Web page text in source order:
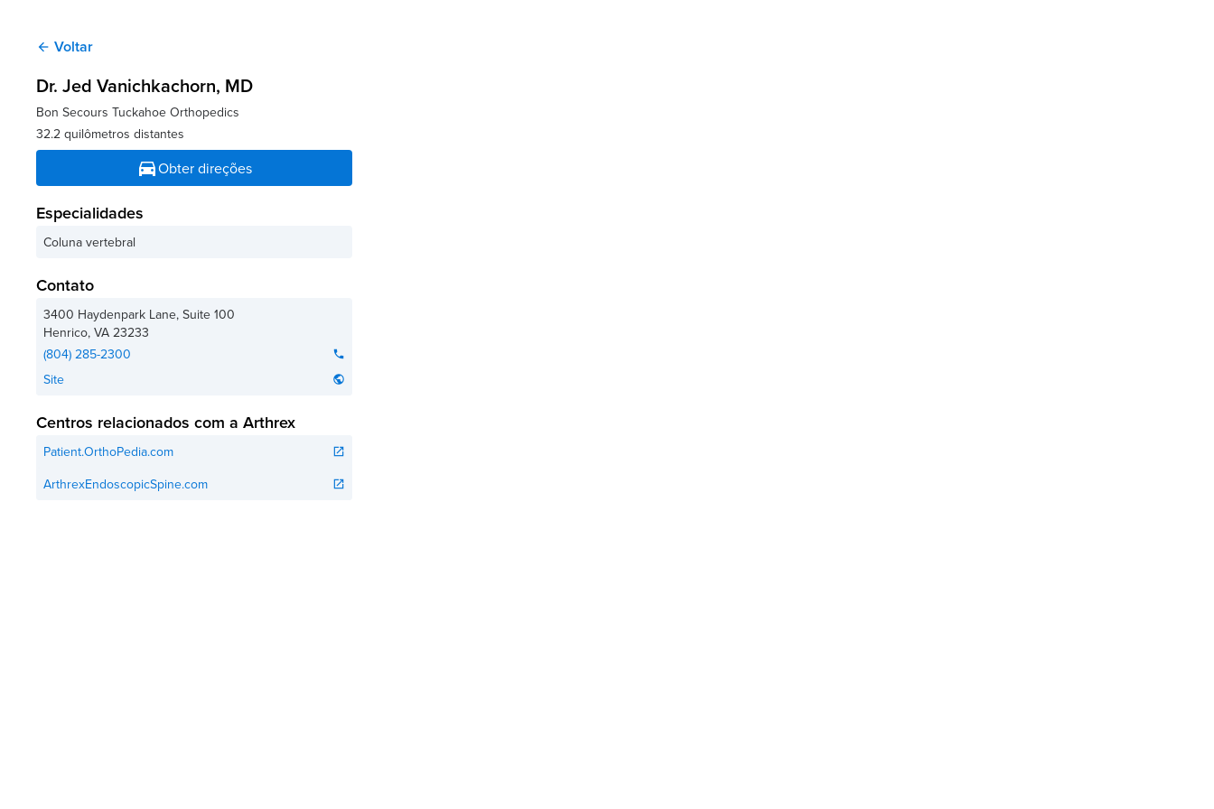
arrow_back Voltar
Dr. Jed Vanichkachorn, MD
Bon Secours Tuckahoe Orthopedics
32.2 quilômetros distantes
directions_carObter direções
Especialidades
Coluna vertebral
Contato
3400 Haydenpark Lane, Suite 100
Henrico, VA 23233
(804) 285-2300
phone
Site public
Centros relacionados com a Arthrex
Patient.OrthoPedia.com open_in_new
ArthrexEndoscopicSpine.com open_in_new